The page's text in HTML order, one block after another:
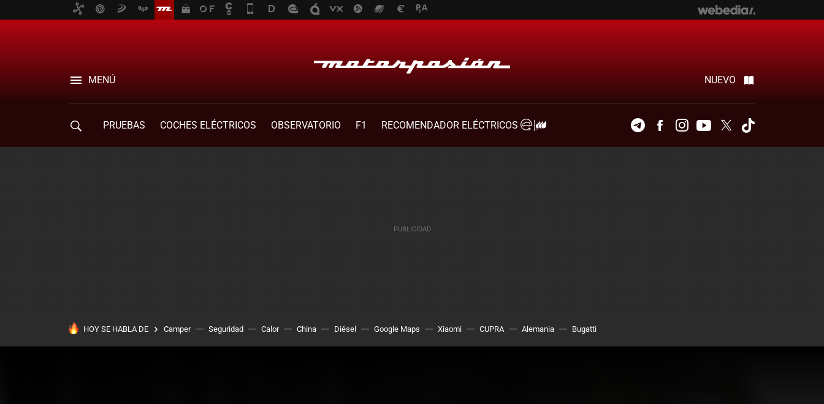
MENÚ NUEVO
PRUEBAS COCHES ELÉCTRICOS OBSERVATORIO F1
RECOMENDADOR ELÉCTRICOS
TelegramFacebookInstagramYoutubeTwitter
HOY SE HABLA DE Camper Seguridad Calor China Diésel Google Maps Xiaomi CUPRA Alemania Bugatti